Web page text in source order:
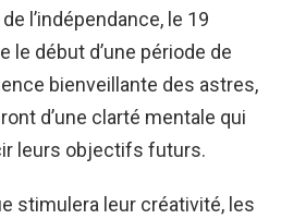
l’indépendance, le 19
le début d’une période de
bienveillante des astres,
d’une clarté mentale qui
leurs objectifs futurs.
stimulera leur créativité, les